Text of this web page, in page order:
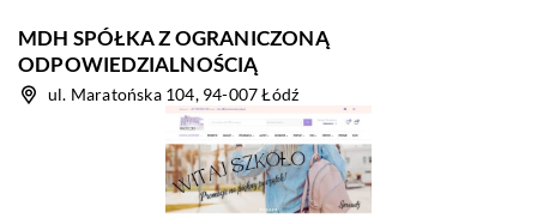
MDH SPÓŁKA Z OGRANICZONĄ
ODPOWIEDZIALNOŚCIĄ
ul. Maratońska 104, 94-007 Łódź